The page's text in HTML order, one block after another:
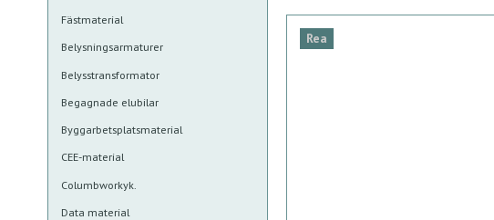
Fästmaterial
Belysningsarmaturer
Belysstransformator
Begagnade elubilar
Byggarbetsplatsmaterial
CEE-material
Columbworkyk.
Data material
Rea